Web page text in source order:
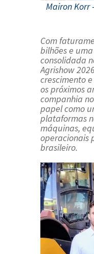
Mairon Korr
Com
bilhões e
consolidada
Agrishow
crescimento
os próximos
companhia
papel como
plataformas
máquinas,
operacionais
brasileiro.